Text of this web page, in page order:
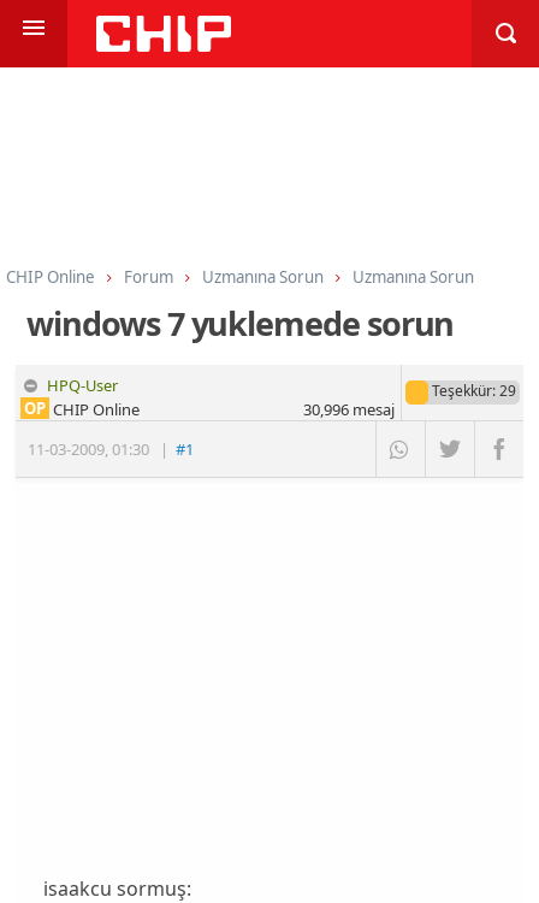
CHIP Online Forum Uzmanına Sorun Uzmanına Sorun
windows 7 yuklemede sorun
HPQ-User
11-03-2009,01:30 |#1
OP CHIP Online
Teşekkür: 29
30,996mesaj
isaakcu sormuş: